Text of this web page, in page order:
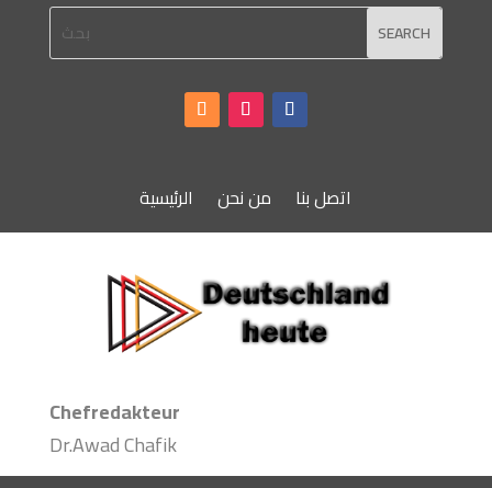
الرئيسية من نحن اتصل بنا
Chefredakteur
Dr.Awad Chafik